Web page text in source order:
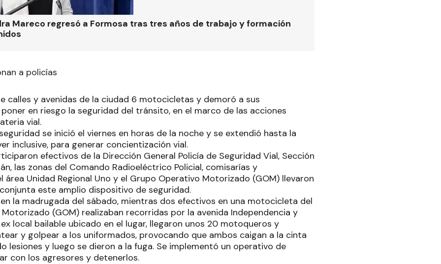
Mareco regresó a Formosa tras tres años de trabajo y formación
a policías
calles y avenidas de la ciudad 6 motocicletas y demoró a sus
en riesgo la seguridad del tránsito, en el marco de las acciones
vial.
se inició el viernes en horas de la noche y se extendió hasta la
inclusive, para generar concientización vial.
efectivos de la Dirección General Policía de Seguridad Vial, Sección
las zonas del Comando Radioeléctrico Policial, comisarías y
área Unidad Regional Uno y el Grupo Operativo Motorizado (GOM) llevaron
este amplio dispositivo de seguridad.
la madrugada del sábado, mientras dos efectivos en una motocicleta del
(GOM) realizaban recorridas por la avenida Independencia y
local bailable ubicado en el lugar, llegaron unos 20 motoqueros y
y golpear a los uniformados, provocando que ambos caigan a la cinta
lesiones y luego se dieron a la fuga. Se implementó un operativo de
con los agresores y detenerlos.